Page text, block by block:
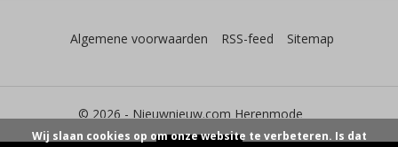
© 2026 - Nieuwnieuw.com Herenmode
Algemene voorwaarden RSS-feed Sitemap
Wij slaan cookies op om onze website te verbeteren. Is dat